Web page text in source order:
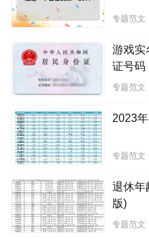
专题范文
游戏实
证号码
专题范文
2023
专题范文
退休年
版)
专题范文